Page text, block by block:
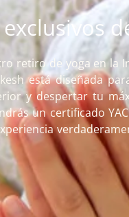
retiro de yoga en la
está diseñada
y despertar tu
un certificado